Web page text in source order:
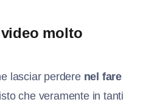
molto
lasciar perdere nel fare
che veramente in tanti